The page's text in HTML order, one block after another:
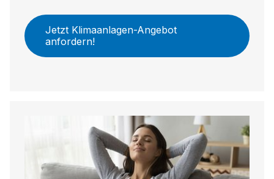
Jetzt Klimaanlagen-Angebot
anfordern!